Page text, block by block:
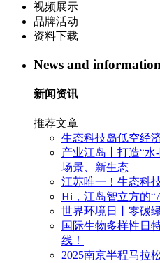
视频展示
品牌活动
资料下载
News and information
新闻资讯
推荐文章
生态科技岛低空经
产业江岛丨打造“
场景、新生态
江苏唯一！生态科
Hi，江岛智立方的
世界环境日丨零碳
国际生物多样性日
线！
2025南京半程马拉